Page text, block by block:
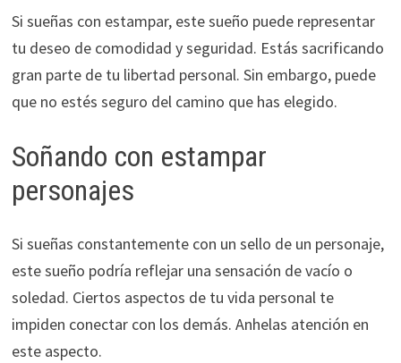
Si sueñas con estampar, este sueño puede representar
tu deseo de comodidad y seguridad. Estás sacrificando
gran parte de tu libertad personal. Sin embargo, puede
que no estés seguro del camino que has elegido.
Soñando con estampar
personajes
Si sueñas constantemente con un sello de un personaje,
este sueño podría reflejar una sensación de vacío o
soledad. Ciertos aspectos de tu vida personal te
impiden conectar con los demás. Anhelas atención en
este aspecto.